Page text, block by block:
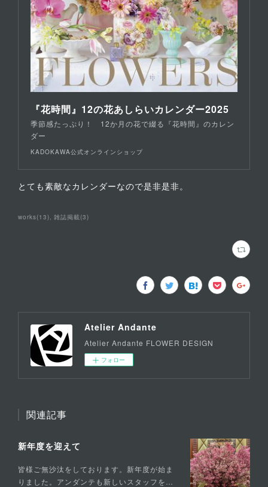
『花時間』12の花あしらいカレンダー2025
季節感たっぷり！ 12か月の花で綴る『花時間』のカレン
ダー
KADOKAWA公式オンラインショップ
とても素敵なカレンダーなので是非是非。
works(13) 雑誌掲載(3)
Atelier Andante
Atelier Andante FLOWER DESIGN
フォロー
関連記事
新年度を迎えて
皆様ご無沙汰をしております。新年度が始ま
りました。アンダンテも新しいスタッフを…